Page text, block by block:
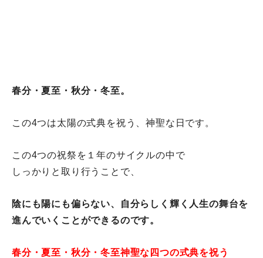
春分・夏至・秋分・冬至。
この4つは太陽の式典を祝う、神聖な日です。
この4つの祝祭を１年のサイクルの中で
しっかりと取り行うことで、
陰にも陽にも偏らない、
自分らしく輝く人生の舞台を
進んでいくことができるのです。
春分・夏至・秋分・冬至神聖な四つの式典を祝う